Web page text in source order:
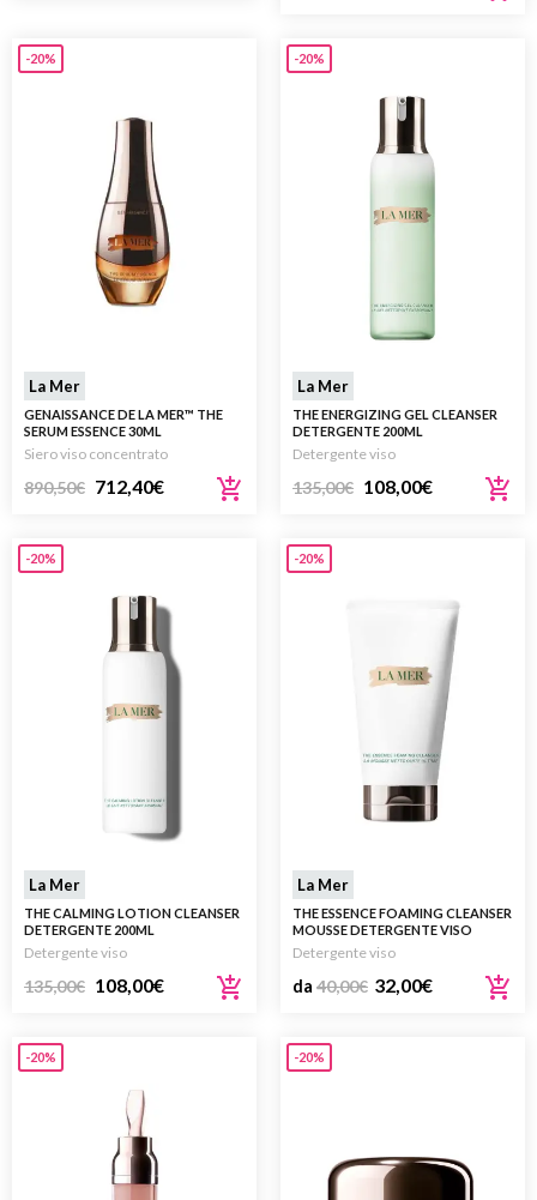
-20%
La Mer
GENAISSANCE DE LA MER™ THE
SERUM ESSENCE 30ML
Siero viso concentrato
890,50€ 712,40€
-20%
La Mer
THE ENERGIZING GEL CLEANSER
DETERGENTE 200ML
Detergente viso
135,00€ 108,00€
-20%
La Mer
THE CALMING LOTION CLEANSER
DETERGENTE 200ML
Detergente viso
135,00€ 108,00€
-20%
La Mer
THE ESSENCE FOAMING CLEANSER
MOUSSE DETERGENTE VISO
Detergente viso
da 40,00€ 32,00€
-20% -20%